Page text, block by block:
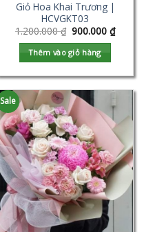
Giỏ Hoa Khai Trương |
HCVGKT03
1.200.000₫ 900.000₫
Thêm vào giỏ hàng
Sale